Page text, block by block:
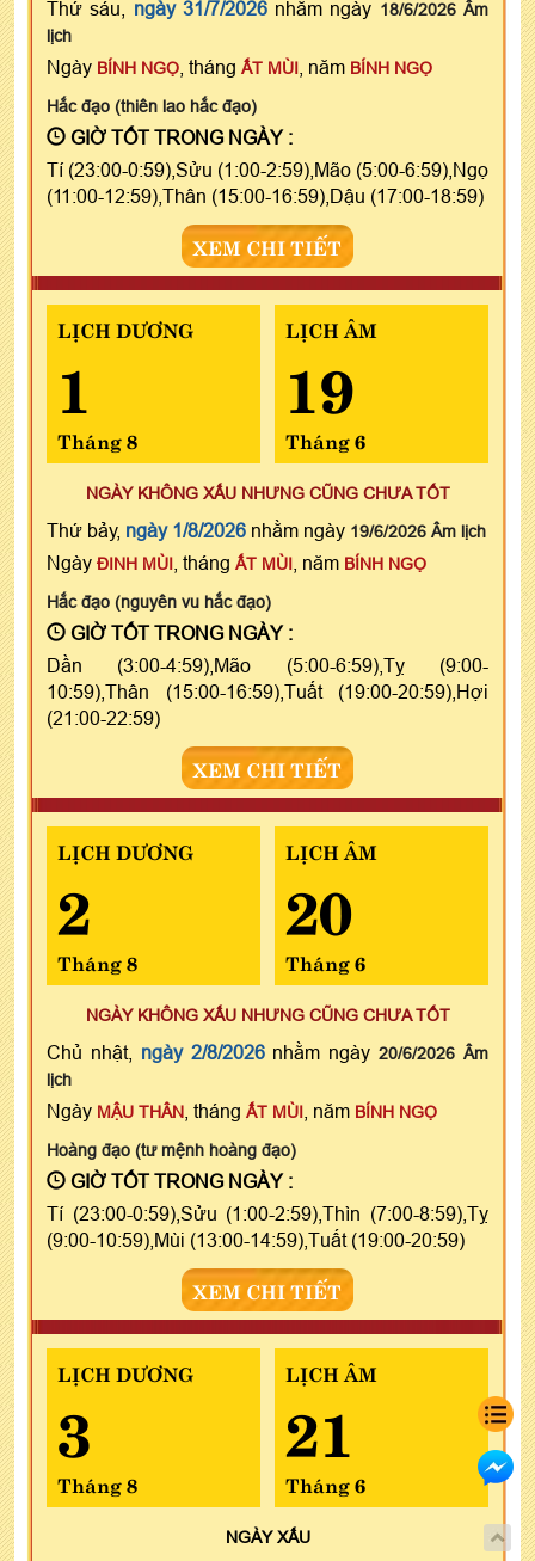
Thứ sáu, ngày 31/7/2026nhằm ngày 18/6/2026 Âm
lịch
Ngày BÍNH NGỌ , tháng ẤT MÙI , năm BÍNH NGỌ
Hắc đạo (thiên lao hắc đạo)
GIỜ TỐT TRONG NGÀY :
Tí (23:00-0:59),Sửu (1:00-2:59),Mão (5:00-6:59),Ngọ
(11:00-12:59),Thân (15:00-16:59),Dậu (17:00-18:59)
XEM CHI TIẾT
LỊCH DƯƠNG
1
Tháng 8
LỊCH ÂM
19
Tháng 6
NGÀY KHÔNG XẤU NHƯNG CŨNG CHƯA TỐT
Thứ bảy, ngày 1/8/2026 nhằm ngày 19/6/2026 Âm lịch
Ngày ĐINH MÙI , tháng ẤT MÙI , năm BÍNH NGỌ
Hắc đạo (nguyên vu hắc đạo)
GIỜ TỐT TRONG NGÀY :
Dần (3:00-4:59),Mão (5:00-6:59),Tỵ (9:00-
10:59),Thân (15:00-16:59),Tuất (19:00-20:59),Hợi
(21:00-22:59)
XEM CHI TIẾT
LỊCH DƯƠNG
2
Tháng 8
LỊCH ÂM
20
Tháng 6
NGÀY KHÔNG XẤU NHƯNG CŨNG CHƯA TỐT
Chủ nhật, ngày 2/8/2026nhằm ngày20/6/2026 Âm
lịch
Ngày MẬU THÂN , tháng ẤT MÙI , năm BÍNH NGỌ
Hoàng đạo (tư mệnh hoàng đạo)
GIỜ TỐT TRONG NGÀY :
Tí (23:00-0:59),Sửu (1:00-2:59),Thìn (7:00-8:59),Tỵ
(9:00-10:59),Mùi (13:00-14:59),Tuất (19:00-20:59)
XEM CHI TIẾT
LỊCH DƯƠNG
3
Tháng 8
LỊCH ÂM
21
Tháng 6
NGÀYXẤU